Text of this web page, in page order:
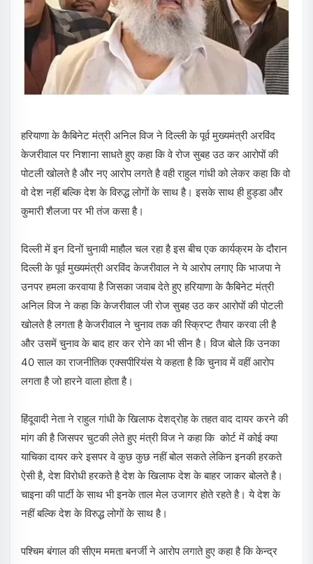
हरियाणा के कैबिनेट मंत्री अनिल विज ने दिल्ली के पूर्व मुख्यमंत्री अरविंद
केजरीवाल पर निशाना साधते हुए कहा कि वे रोज सुबह उठ कर आरोपों की
पोटली खोलते है और नए आरोप लगते है वही राहुल गांधी को लेकर कहा कि वो
वो देश नहीं बल्कि देश के विरुद्ध लोगों के साथ है। इसके साथ ही हुड्डा और
कुमारी शैलजा पर भी तंज कसा है।
दिल्ली में इन दिनों चुनावी माहौल चल रहा है इस बीच एक कार्यक्रम के दौरान
दिल्ली के पूर्व मुख्यमंत्री अरविंद केजरीवाल ने ये आरोप लगाए कि भाजपा ने
उनपर हमला करवाया है जिसका जवाब देते हुए हरियाणा के कैबिनेट मंत्री
अनिल विज ने कहा कि केजरीवाल जी रोज सुबह उठ कर आरोपों की पोटली
खोलते है लगता है केजरीवाल ने चुनाव तक की स्क्रिप्ट तैयार करवा ली है
और उसमें चुनाव के बाद हार कर रोने का भी सीन है। विज बोले कि उनका
40 साल का राजनीतिक एक्सपीरियंस ये कहता है कि चुनाव में वहीं आरोप
लगता है जो हारने वाला होता है।
हिंदूवादी नेता ने राहुल गांधी के खिलाफ देशद्रोह के तहत वाद दायर करने की
मांग की है जिसपर चुटकी लेते हुए मंत्री विज ने कहा कि कोर्ट में कोई क्या
याचिका दायर करे इसपर वे कुछ कुछ नहीं बोल सकते लेकिन इनकी हरकते
ऐसी है, देश विरोधी हरकते है देश के खिलाफ देश के बाहर जाकर बोलते है।
चाइना की पार्टी के साथ भी इनके ताल मेल उजागर होते रहते है। ये देश के
नहीं बल्कि देश के विरुद्ध लोगों के साथ है।
पश्चिम बंगाल की सीएम ममता बनर्जी ने आरोप लगाते हुए कहा है कि केन्द्र